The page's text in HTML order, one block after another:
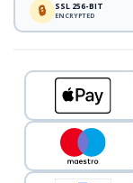
🔒 SSL 256-BIT
ENCRYPTED